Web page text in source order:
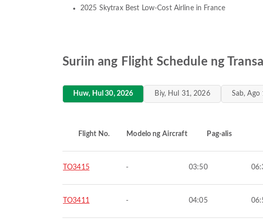
2025 Skytrax Best Low-Cost Airline in France
Suriin ang Flight Schedule ng
Huw, Hul 30, 2026 Biy, Hul 31, 2026 Sab, Ago
Flight No. Modelo ng Aircraft Pag-alis
TO3415 - 03:50
TO3411 - 04:05